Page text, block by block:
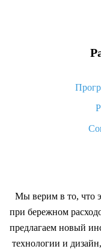
Мы верим в то, что
при бережном
предлагаем новый
технологии и